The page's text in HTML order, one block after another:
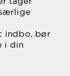
indbo, bør
i din